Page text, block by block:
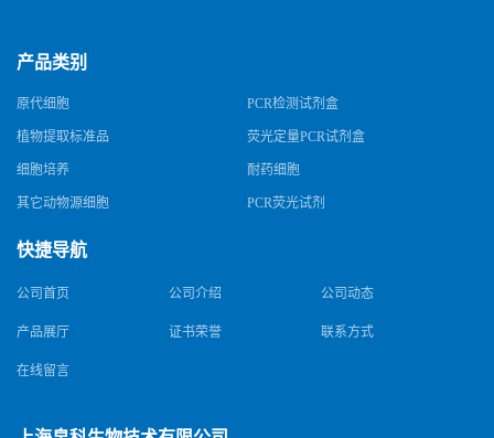
产品类别
原代细胞 PCR检测试剂盒
植物提取标准品 荧光定量PCR试剂盒
细胞培养 耐药细胞
其它动物源细胞 PCR荧光试剂
快捷导航
公司首页 公司介绍 公司动态
产品展厅 证书荣誉 联系方式
在线留言